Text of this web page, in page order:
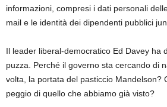
informazioni, compresi i dati personali
mail e le identità dei dipendenti pubblici
Il leader liberal-democratico Ed Davey ha
puzza. Perché il governo sta cercando di
volta, la portata del pasticcio Mandelson?
peggio di quello che abbiamo già visto?